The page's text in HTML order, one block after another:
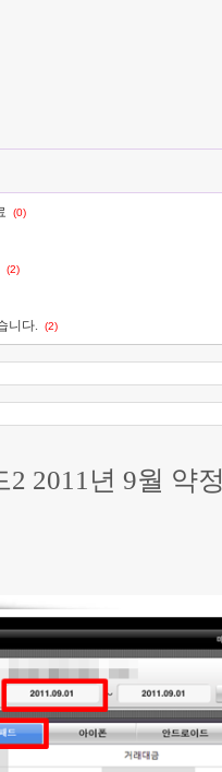
(0)
(2)
니다. (2)
2011년 9월 약